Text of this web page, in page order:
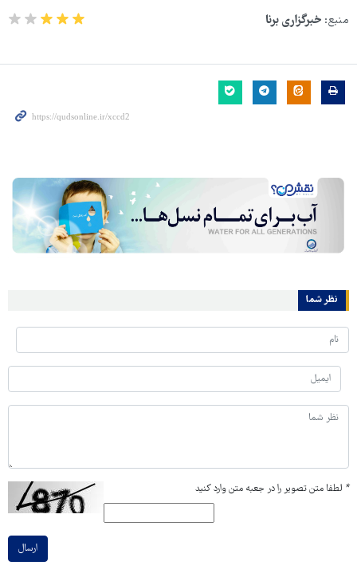
منبع: خبرگزاری برنا
نظر شما
* لطفا متن تصویر را در جعبه متن وارد کنید
ارسال